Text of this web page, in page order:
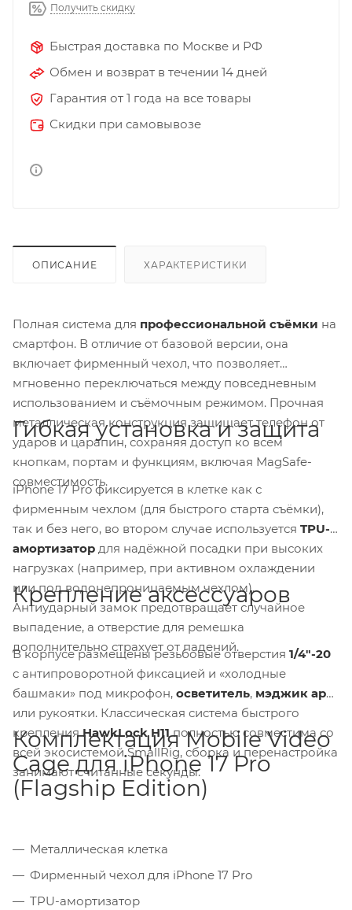
Получить скидку
Быстрая доставка по Москве и РФ
Обмен и возврат в течении 14 дней
Гарантия от 1 года на все товары
Скидки при самовывозе
ОПИСАНИЕ ХАРАКТЕРИСТИКИ
Полная система для профессиональной съёмки на
смартфон. В отличие от базовой версии, она
включает фирменный чехол, что позволяет
мгновенно переключаться между повседневным
использованием и съёмочным режимом. Прочная
металлическая конструкция защищает телефон от
ударов и царапин, сохраняя доступ ко всем
кнопкам, портам и функциям, включая MagSafe-
совместимость.
Гибкая установка и защита
iPhone 17 Pro фиксируется в клетке как с
фирменным чехлом (для быстрого старта съёмки),
так и без него, во втором случае используется TPU-
амортизатор для надёжной посадки при высоких
нагрузках (например, при активном охлаждении
или под водонепроницаемым чехлом).
Антиударный замок предотвращает случайное
выпадение, а отверстие для ремешка
дополнительно страхует от падений.
Крепление аксессуаров
В корпусе размещены резьбовые отверстия 1/4″-20
с антипроворотной фиксацией и «холодные
башмаки» под микрофон, осветитель, мэджик арм
или рукоятки. Классическая система быстрого
крепленияHawkLock H11полностью совместима со
всей экосистемой SmallRig, сборка и перенастройка
занимают считанные секунды.
Комплектация Mobile Video
Cage для iPhone 17 Pro
(Flagship Edition)
Металлическая клетка
Фирменный чехол для iPhone 17 Pro
TPU-амортизатор